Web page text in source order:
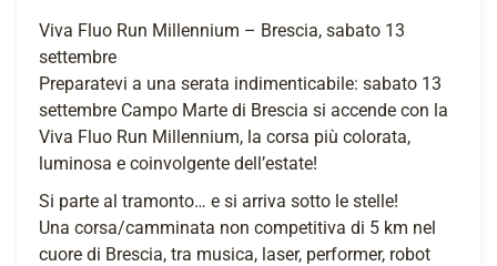
Viva Fluo Run Millennium – Brescia, sabato 13
settembre
Preparatevi a una serata indimenticabile: sabato 13
settembre Campo Marte di Brescia si accende con la
Viva Fluo Run Millennium, la corsa più colorata,
luminosa e coinvolgente dell’estate!
Si parte al tramonto… e si arriva sotto le stelle!
Una corsa/camminata non competitiva di 5 km nel
cuore di Brescia, tra musica, laser, performer, robot